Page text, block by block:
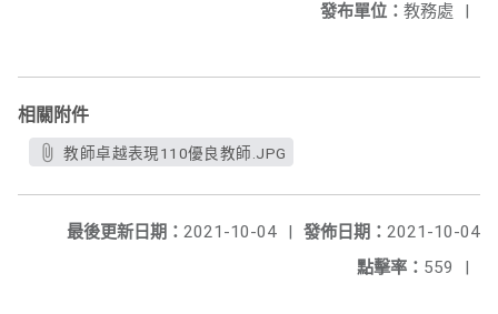
發布單位： 教務處 |
相關附件
教師卓越表現110優良教師.JPG
發佈日期： 2021-10-04
最後更新日期： 2021-10-04
|
點擊率： 559 |